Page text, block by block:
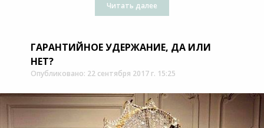
Читать далее
ГАРАНТИЙНОЕ УДЕРЖАНИЕ, ДА ИЛИ
НЕТ?
Опубликовано: 22 сентября 2017 г. 15:25